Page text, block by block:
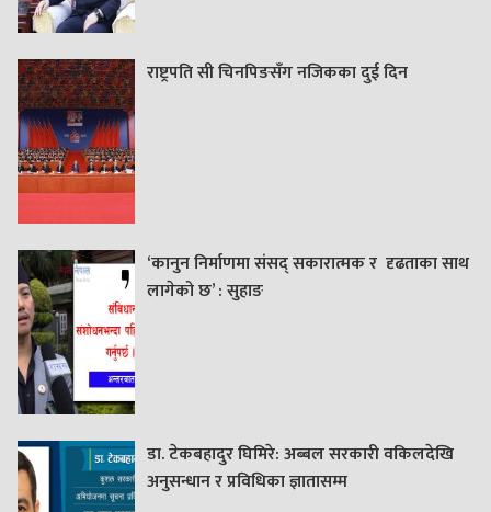
राष्ट्रपति सी चिनपिङसँग नजिकका दुई दिन
‘कानुन निर्माणमा संसद् सकारात्मक र दृढताका साथ
लागेको छ’ : सुहाङ
डा. टेकबहादुर घिमिरे: अब्बल सरकारी वकिलदेखि
अनुसन्धान र प्रविधिका ज्ञातासम्म